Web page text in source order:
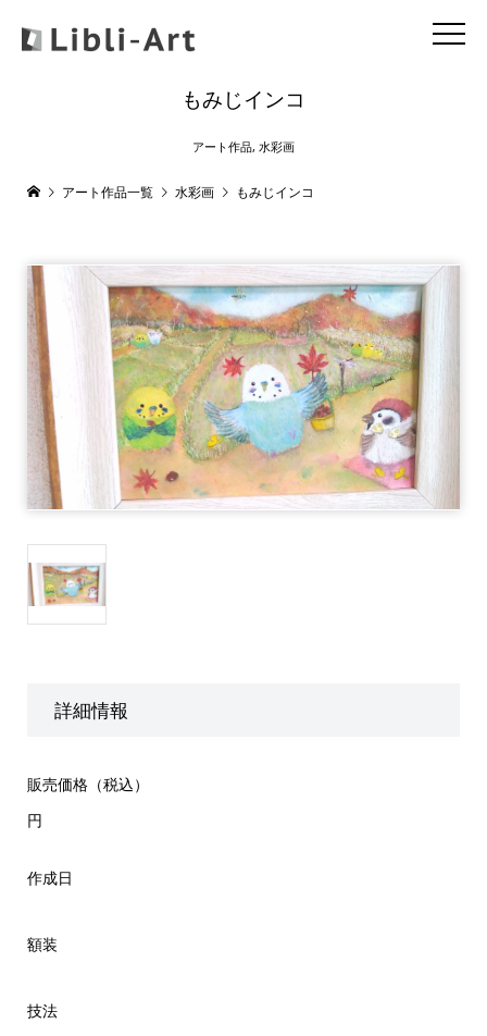
もみじインコ
アート作品, 水彩画
アート作品一覧 水彩画 もみじインコ
詳細情報
販売価格（税込）
円
作成日
額装
技法